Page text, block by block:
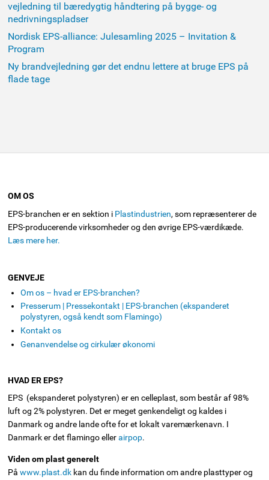
vejledning til bæredygtig håndtering på bygge- og
nedrivningspladser
Nordisk EPS-alliance: Julesamling 2025 – Invitation &
Program
Ny brandvejledning gør det endnu lettere at bruge EPS på
flade tage
OM OS
EPS-branchen er en sektion i Plastindustrien, som repræsenterer de
EPS-producerende virksomheder og den øvrige EPS-værdikæde.
Læs mere her.
GENVEJE
Om os – hvad er EPS-branchen?
Presserum | Pressekontakt | EPS-branchen (ekspanderet
polystyren, også kendt som Flamingo)
Kontakt os
Genanvendelse og cirkulær økonomi
HVAD ER EPS?
EPS (ekspanderet polystyren) er en celleplast, som består af 98%
luft og 2% polystyren. Det er meget genkendeligt og kaldes i
Danmark og andre lande ofte for et lokalt varemærkenavn. I
Danmark er det flamingo ellerairpop.
Viden om plast generelt
Påwww.plast.dk kan du finde information om andre plasttyper og